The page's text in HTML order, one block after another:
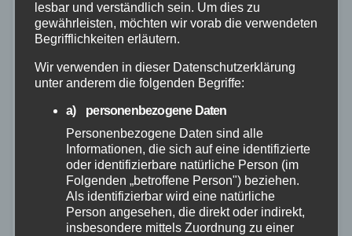
Mit mittlerem Bildungsabschluss zum
Polizeikommissar
22. MÄRZ 2023
lesbar und verständlich sein. Um dies zu
gewährleisten, möchten wir vorab die verwendeten
Begrifflichkeiten erläutern.
Wir verwenden in dieser Datenschutzerklärung
unter anderem die folgenden Begriffe:
a) personenbezogene Daten
Personenbezogene Daten sind alle
Informationen, die sich auf eine identifizierte
oder identifizierbare natürliche Person (im
Folgenden „betroffene Person") beziehen.
Als identifizierbar wird eine natürliche
Person angesehen, die direkt oder indirekt,
insbesondere mittels Zuordnung zu einer